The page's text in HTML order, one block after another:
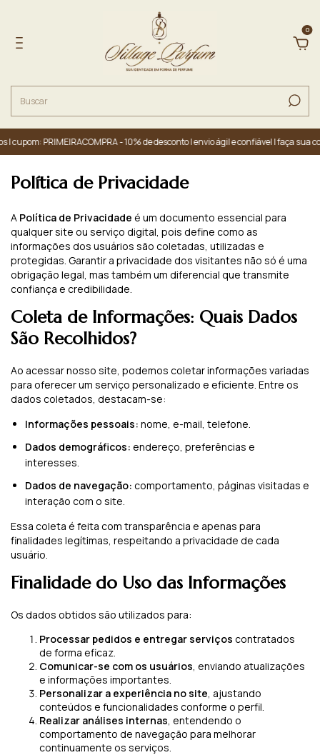
0
cupom: PRIMEIRACOMPRA - 10% de desconto | envio ágil e confiável | faça sua
Política de Privacidade
A Política de Privacidade é um documento essencial para
qualquer site ou serviço digital, pois define como as
informações dos usuários são coletadas, utilizadas e
protegidas. Garantir a privacidade dos visitantes não só é uma
obrigação legal, mas também um diferencial que transmite
confiança e credibilidade.
Coleta de Informações: Quais Dados
São Recolhidos?
Ao acessar nosso site, podemos coletar informações variadas
para oferecer um serviço personalizado e eficiente. Entre os
dados coletados, destacam-se:
Informações pessoais: nome, e-mail, telefone.
Dados demográficos: endereço, preferências e
interesses.
Dados de navegação: comportamento, páginas visitadas e
interação com o site.
Essa coleta é feita com transparência e apenas para
finalidades legítimas, respeitando a privacidade de cada
usuário.
Finalidade do Uso das Informações
Os dados obtidos são utilizados para:
Processar pedidos e entregar serviços contratados
de forma eficaz.
Comunicar-se com os usuários, enviando atualizações
e informações importantes.
Personalizar a experiência no site, ajustando
conteúdos e funcionalidades conforme o perfil.
Realizar análises internas, entendendo o
comportamento de navegação para melhorar
continuamente os serviços.